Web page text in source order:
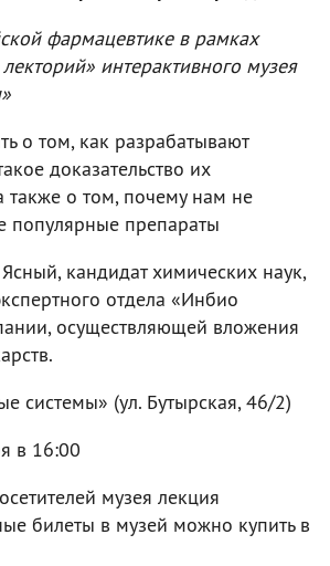
фармацевтике в рамках
интерактивного музея
о том, как разрабатывают
доказательство их
также о том, почему нам не
популярные препараты
кандидат химических наук,
отдела «Инбио
осуществляющей вложения
системы» (ул. Бутырская, 46/2)
в 16:00
музея лекция
билеты в музей можно купить в